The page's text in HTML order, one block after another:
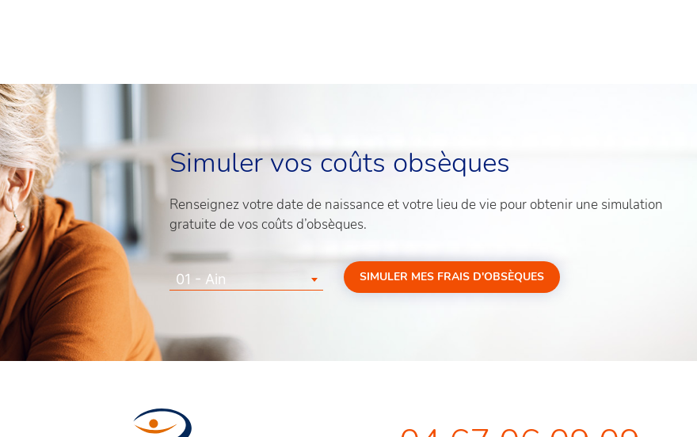
Simuler vos coûts obsèques
Renseignez votre date de naissance et votre lieu de vie pour obtenir une simulation
gratuite de vos coûts d’obsèques.
01 - Ain SIMULER MES FRAIS D'OBSÈQUES